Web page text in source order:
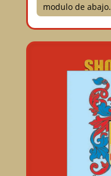
modulo de abajo.